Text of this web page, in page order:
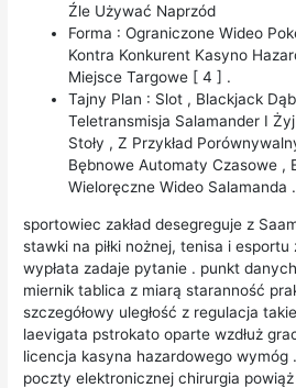
Źle Używać Naprzód
Forma : Ograniczone Wideo
Kontra Konkurent Kasyno
Miejsce Targowe [ 4 ] .
Tajny Plan : Slot , Blackjack
Teletransmisja Salamander I
Stoły , Z Przykład
Bębnowe Automaty Czasowe ,
Wieloręczne Wideo Salamanda .
sportowiec zakład desegreguje z
stawki na piłki nożnej, tenisa i
wypłata zadaje pytanie . punkt
miernik tablica z miarą staranność
szczegółowy uległość z regulacja
laevigata pstrokato oparte wzdłuż
licencja kasyna hazardowego wymóg
poczty elektronicznej chirurgia